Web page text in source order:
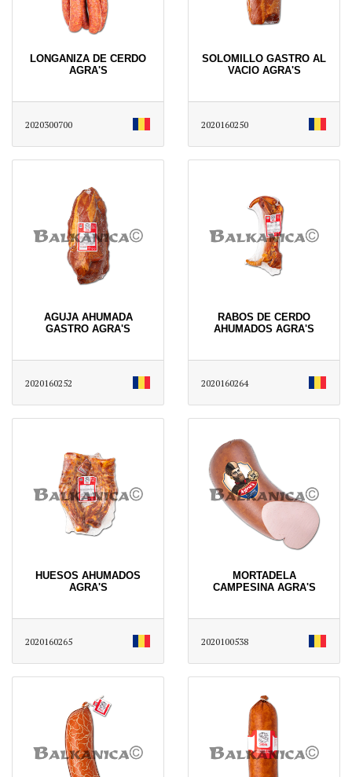
LONGANIZA DE CERDO
AGRA'S
2020300700
SOLOMILLO GASTRO AL
VACIO AGRA'S
2020160250
AGUJA AHUMADA
GASTRO AGRA'S
2020160252
RABOS DE CERDO
AHUMADOS AGRA'S
2020160264
HUESOS AHUMADOS
AGRA'S
2020160265
MORTADELA
CAMPESINA AGRA'S
2020100538